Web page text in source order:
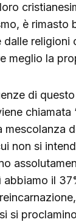
è rimasto
religioni
meglio la
di
chiamata
mescolanza
non si
abbiamo il
si